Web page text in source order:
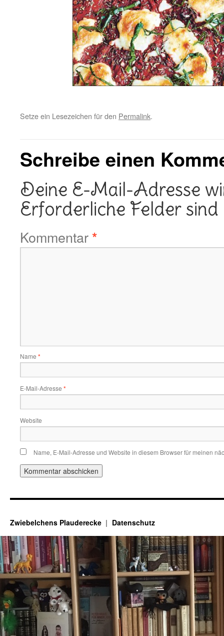
Setze ein Lesezeichen für den Permalink.
Schreibe einen
Deine E-Mail-Adresse
Erforderliche Felder
Kommentar*
Name *
E-Mail-Adresse *
Website
Name, E-Mail-Adresse und Website in diesem Browser für meinen
Zwiebelchens Plauderecke Datenschutz